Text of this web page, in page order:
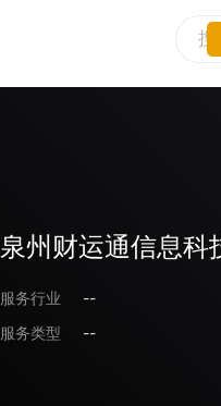
泉州财运通信息科
服务行业
--
服务类型
--